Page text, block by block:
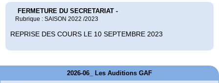
FERMETURE DU SECRETARIAT -
Rubrique : SAISON 2022 /2023
REPRISE DES COURS LE 10 SEPTEMBRE 2023
2026-06_ Les Auditions GAF